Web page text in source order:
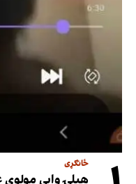
ځانګړی
هیلۍ وایي